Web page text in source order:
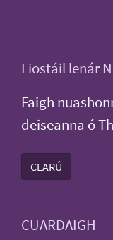
Liostáil lenár
Faigh
deiseanna ó
CLARÚ
CUARDAIGH